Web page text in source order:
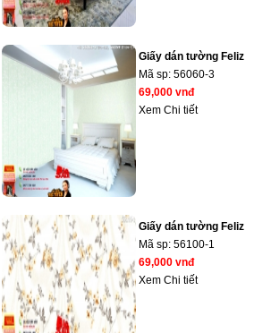
Giấy dán tường Feliz
Mã sp: 56060-3
69,000 vnđ
Xem Chi tiết
Giấy dán tường Feliz
Mã sp: 56100-1
69,000 vnđ
Xem Chi tiết